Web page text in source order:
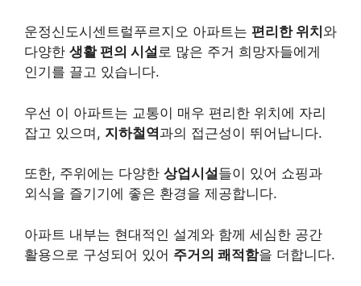
운정신도시센트럴푸르지오 아파트는 편리한 위치 와
다양한 생활 편의 시설로 많은 주거 희망자들에게
인기를 끌고 있습니다.
우선 이 아파트는 교통이 매우 편리한 위치에 자리
잡고 있으며, 지하철역과의 접근성이 뛰어납니다.
또한, 주위에는 다양한 상업시설들이 있어 쇼핑과
외식을 즐기기에 좋은 환경을 제공합니다.
아파트 내부는 현대적인 설계와 함께 세심한 공간
활용으로 구성되어 있어 주거의 쾌적함을 더합니다.